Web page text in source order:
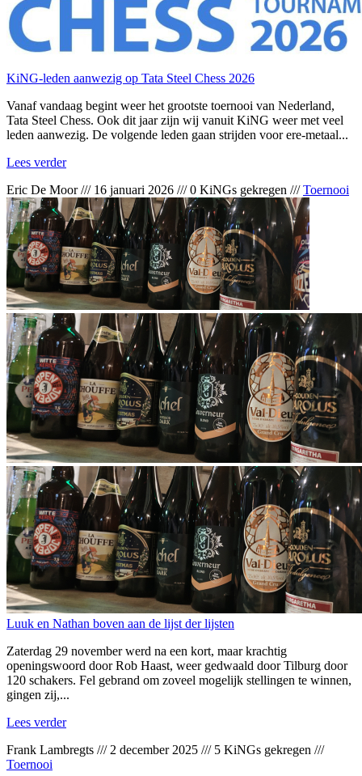
KiNG-leden aanwezig op Tata Steel Chess 2026
Vanaf vandaag begint weer het grootste toernooi van Nederland,
Tata Steel Chess. Ook dit jaar zijn wij vanuit KiNG weer met veel
leden aanwezig. De volgende leden gaan strijden voor ere-metaal...
Lees verder
Eric De Moor/// 16 januari 2026 ///0 KiNGs gekregen ///Toernooi
Luuk en Nathan boven aan de lijst der lijsten
Zaterdag 29 november werd na een kort, maar krachtig
openingswoord door Rob Haast, weer gedwaald door Tilburg door
120 schakers. Fel gebrand om zoveel mogelijk stellingen te winnen,
gingen zij,...
Lees verder
Frank Lambregts /// 2 december 2025 /// 5 KiNGs gekregen ///
Toernooi